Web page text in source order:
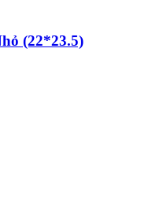
(22*23.5)